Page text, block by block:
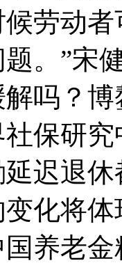
劳动
。”宋
吗？
保研
迟退
化将
养老